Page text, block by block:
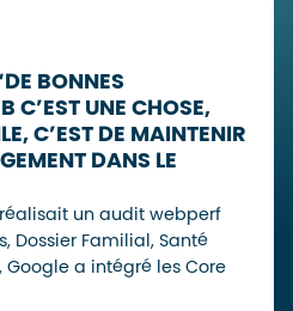
BONNES
C’EST UNE CHOSE,
C’EST DE MAINTENIR
DANS LE
réalisait un audit webperf
Dossier Familial, Santé
Google a intégré les Core